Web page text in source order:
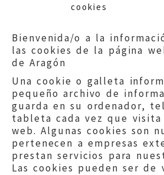
cookies
Bienvenida/o a la
las cookies de la página
de Aragón
Una cookie o galleta
pequeño archivo de
guarda en su ordenador,
tableta cada vez que visita
web. Algunas cookies son
pertenecen a empresas
prestan servicios para
Las cookies pueden ser de